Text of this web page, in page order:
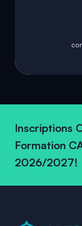
Inscriptions
Formation
2026/2027!